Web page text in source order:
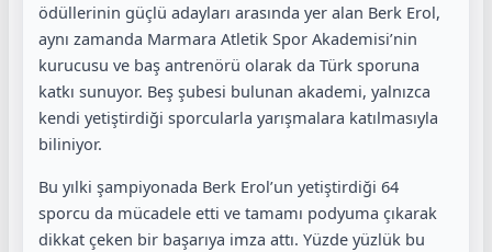
ödüllerinin güçlü adayları arasında yer alan Berk Erol,
aynı zamanda Marmara Atletik Spor Akademisi’nin
kurucusu ve baş antrenörü olarak da Türk sporuna
katkı sunuyor. Beş şubesi bulunan akademi, yalnızca
kendi yetiştirdiği sporcularla yarışmalara katılmasıyla
biliniyor.
Bu yılki şampiyonada Berk Erol’un yetiştirdiği 64
sporcu da mücadele etti ve tamamı podyuma çıkarak
dikkat çeken bir başarıya imza attı. Yüzde yüzlük bu